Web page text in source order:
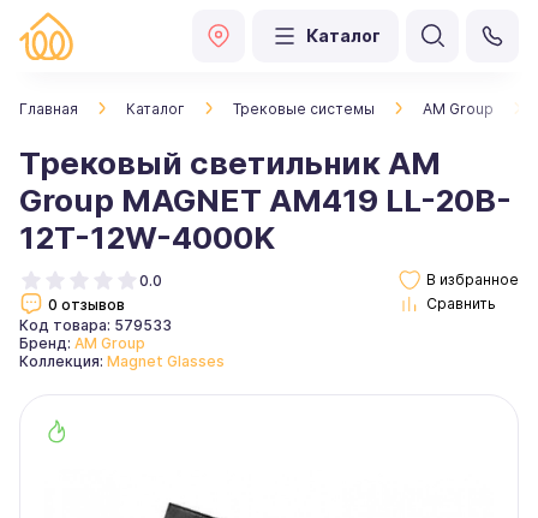
Каталог
Главная Каталог Трековые системы AM Group
Трековый светильник AM
Group MAGNET AM419 LL-20B-
12T-12W-4000K
0.0
0 отзывов
Код товара: 579533
Бренд: AM Group
Коллекция: Magnet Glasses